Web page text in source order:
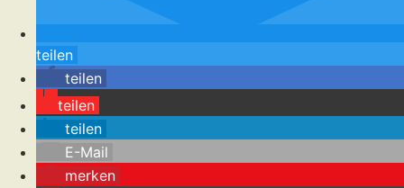
teilen
teilen
teilen
teilen
E-Mail
merken